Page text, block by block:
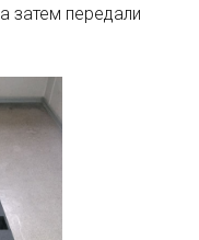
затем передали